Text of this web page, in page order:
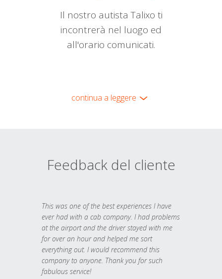
Il nostro autista Talixo ti
incontrerà nel luogo ed
all'orario comunicati.
continua a leggere
Feedback del cliente
This was one of the best experiences I have
ever had with a cab company. I had problems
at the airport and the driver stayed with me
for over an hour and helped me sort
everything out. I would recommend this
company to anyone. Thank you for such
fabulous service!